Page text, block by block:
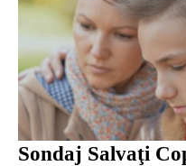
Sondaj Salvaţi